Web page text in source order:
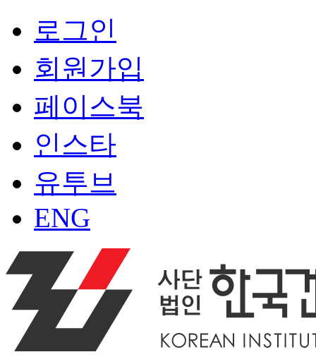
로그인
회원가입
페이스북
인스타
유투브
ENG